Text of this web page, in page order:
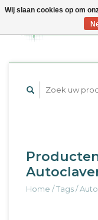
Home /Tags/
Wij slaan cookies op om